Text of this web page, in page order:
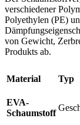
verschiedener
Polyethylen (PE)
von Gewicht,
Produkts ab.
Material Typ
EVA-
Schaumstoff